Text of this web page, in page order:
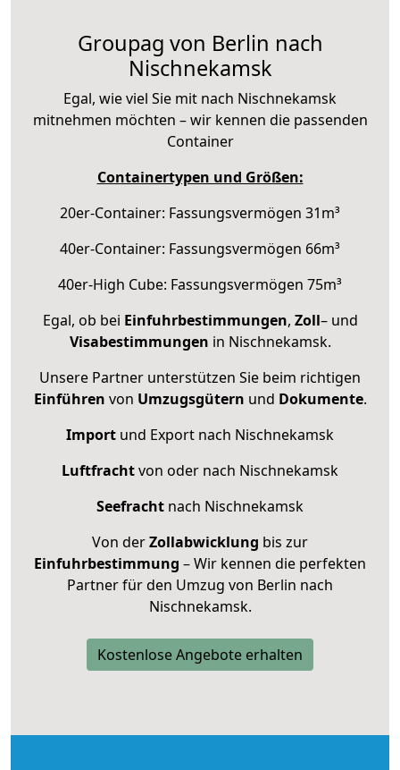
Groupag von Berlin nach
Nischnekamsk
Egal, wie viel Sie mit nach Nischnekamsk
mitnehmen möchten – wir kennen die passenden
Container
Containertypen und Größen:
20er-Container: Fassungsvermögen 31m³
40er-Container: Fassungsvermögen 66m³
40er-High Cube: Fassungsvermögen 75m³
Egal, ob bei Einfuhrbestimmungen, Zoll– und
Visabestimmungen in Nischnekamsk.
Unsere Partner unterstützen Sie beim richtigen
Einführen von Umzugsgütern und Dokumente.
Import und Export nach Nischnekamsk
Luftfrachtvon oder nach Nischnekamsk
Seefracht nach Nischnekamsk
Von derZollabwicklung bis zur
Einfuhrbestimmung – Wir kennen die perfekten
Partner für den Umzug von Berlin nach
Nischnekamsk.
Kostenlose Angebote erhalten